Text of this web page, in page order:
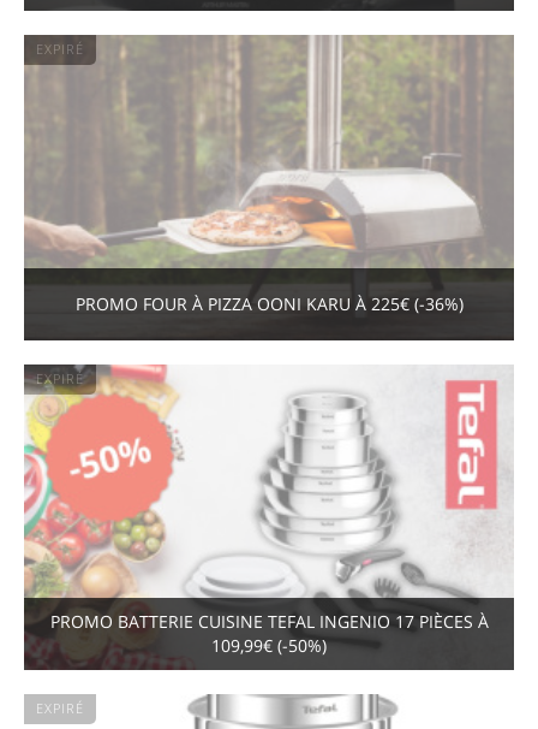
EXPIRÉ
PROMO FOUR À PIZZA OONI KARU À 225€ (-36%)
EXPIRÉ
PROMO BATTERIE CUISINE TEFAL INGENIO 17 PIÈCES À
109,99€ (-50%)
EXPIRÉ